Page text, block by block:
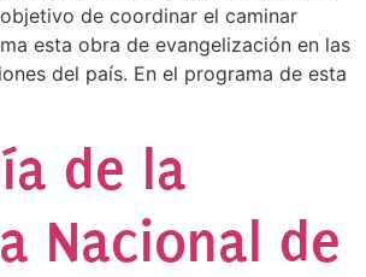
de coordinar el caminar
esta obra de evangelización en las
del país. En el programa de esta
de la
Nacional de